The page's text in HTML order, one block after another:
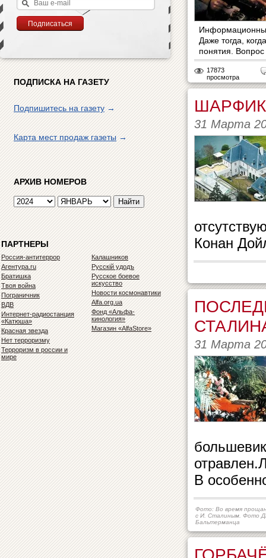
ПОДПИСКА НА ГАЗЕТУ
Подпишитесь на газету→
Карта мест продаж газеты→
АРХИВ НОМЕРОВ
ПАРТНЕРЫ
Россия-антитеррор
Агентура.ru
Братишка
Твоя война
Пограничник
ВДВ
Интернет-радиостанция
«Катюша»
Красная звезда
Нет терроризму
Терроризм в россии и
мире
Калашников
Русскiй удодъ
Русское боевое
искусство
Новости космонавтики
Alfa.org.ua
Фонд «Альфа-
кинология»
Магазин «AlfaStore»
Даже тогда,
понятия.
17873
просмотра
31 Марта
Конан
31 Марта
В
Фото: Во время
с И. Сталиным. Фото
Бальтерманца